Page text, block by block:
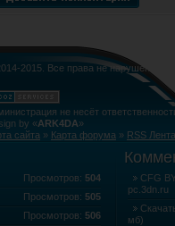
2015. Все права не нарушены.
не несёт
by «ARK4DA»
сайта » Карта форума » RSS Лента
Просмотров: 504
Просмотров: 505
Просмотров: 506
CFG
pc.3dn.ru
мб)